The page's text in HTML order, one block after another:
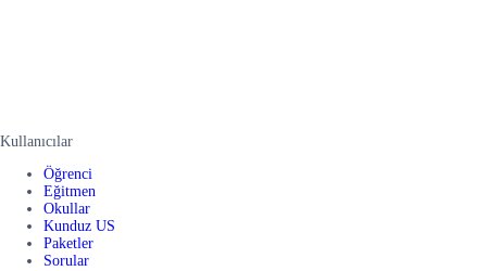
Kullanıcılar
Öğrenci
Eğitmen
Okullar
Kunduz US
Paketler
Sorular